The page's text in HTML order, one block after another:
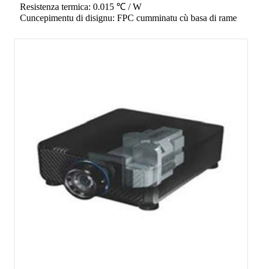
Resistenza termica: 0.015 ℃ / W
Cuncepimentu di disignu: FPC cumminatu cù basa di rame